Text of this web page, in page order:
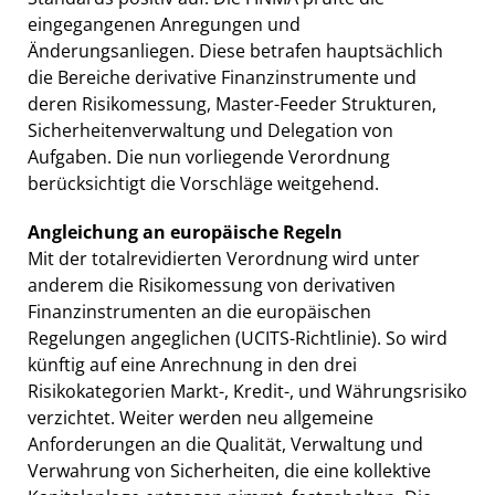
eingegangenen Anregungen und
Änderungsanliegen. Diese betrafen hauptsächlich
die Bereiche derivative Finanzinstrumente und
deren Risikomessung, Master-Feeder Strukturen,
Sicherheitenverwaltung und Delegation von
Aufgaben. Die nun vorliegende Verordnung
berücksichtigt die Vorschläge weitgehend.
Angleichung an europäische Regeln
Mit der totalrevidierten Verordnung wird unter
anderem die Risikomessung von derivativen
Finanzinstrumenten an die europäischen
Regelungen angeglichen (UCITS-Richtlinie). So wird
künftig auf eine Anrechnung in den drei
Risikokategorien Markt-, Kredit-, und Währungsrisiko
verzichtet. Weiter werden neu allgemeine
Anforderungen an die Qualität, Verwaltung und
Verwahrung von Sicherheiten, die eine kollektive